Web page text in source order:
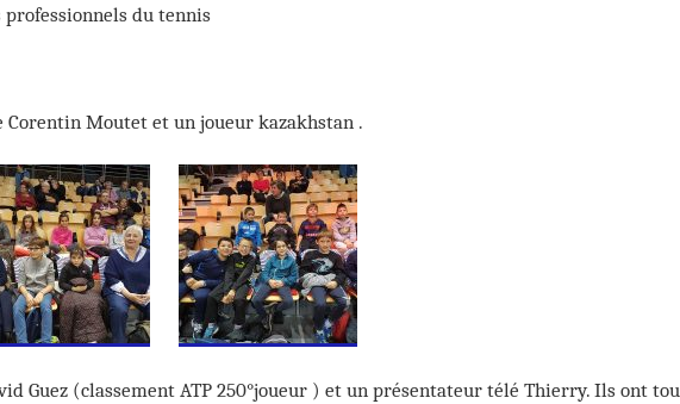
du tennis
Moutet et un joueur kazakhstan .
Guez (classement ATP 250°joueur ) et un présentateur télé Thierry. Ils ont